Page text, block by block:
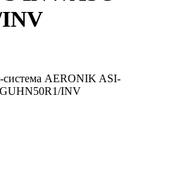
система AERONIK ASI-
INV